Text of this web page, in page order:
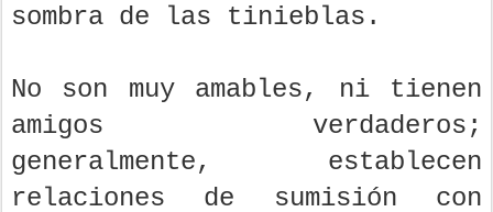
sombra de las tinieblas.
No son muy amables, ni tienen
amigos verdaderos;
generalmente, establecen
relaciones de sumisión con